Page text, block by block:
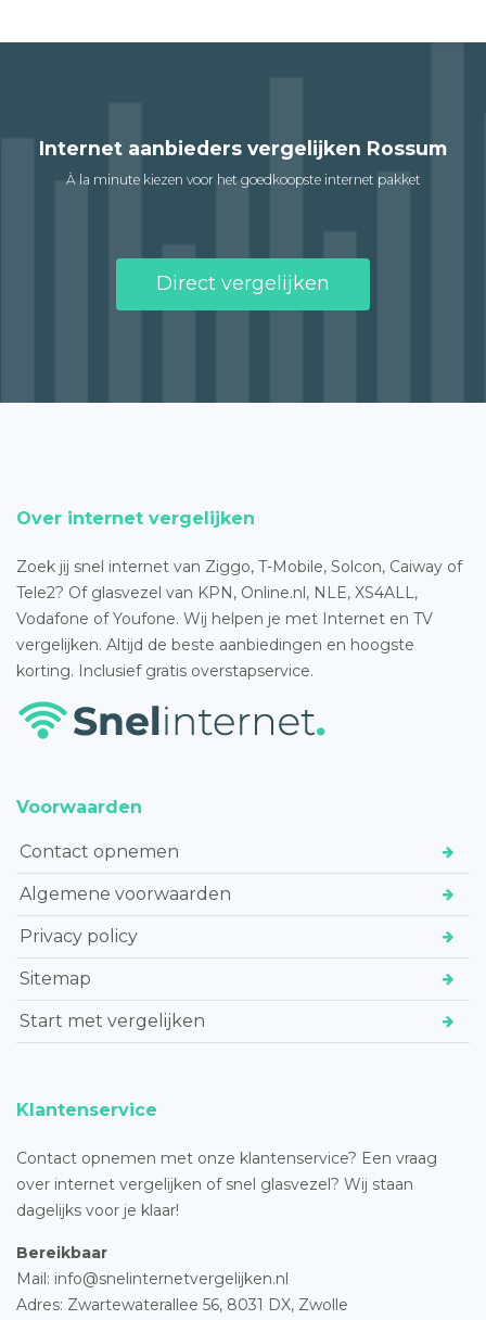
Internet aanbieders vergelijken Rossum
À la minute kiezen voor het goedkoopste internet pakket
Direct vergelijken
Over internet vergelijken
Zoek jij snel internet van Ziggo, T-Mobile, Solcon, Caiway of
Tele2? Of glasvezel van KPN, Online.nl, NLE, XS4ALL,
Vodafone of Youfone. Wij helpen je met Internet en TV
vergelijken. Altijd de beste aanbiedingen en hoogste
korting. Inclusief gratis overstapservice.
Voorwaarden
Contact opnemen
Algemene voorwaarden
Privacy policy
Sitemap
Start met vergelijken
Klantenservice
Contact opnemen met onze klantenservice? Een vraag
over internet vergelijken of snel glasvezel? Wij staan
dagelijks voor je klaar!
Bereikbaar
Mail: info@snelinternetvergelijken.nl
Adres: Zwartewaterallee 56, 8031 DX, Zwolle